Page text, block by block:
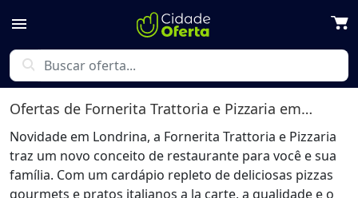
menu
search
Ofertas de Fornerita Trattoria e Pizzaria em Londrina
Novidade em Londrina, a Fornerita Trattoria e Pizzaria
traz um novo conceito de restaurante para você e sua
família. Com um cardápio repleto de deliciosas pizzas
gourmets e pratos italianos a la carte, a qualidade e o